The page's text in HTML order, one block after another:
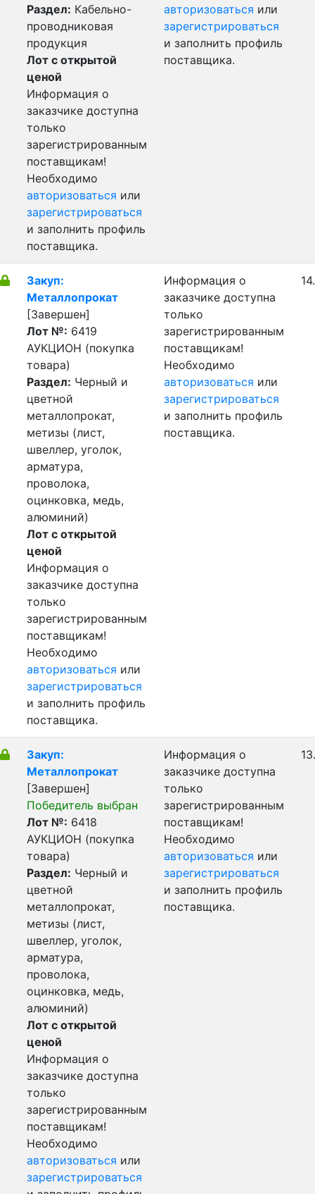
Раздел: Кабельно-
проводниковая
продукция
Лот с открытой
ценой
Информация о
заказчике доступна
только
зарегистрированным
поставщикам!
Необходимо
авторизоваться или
зарегистрироваться
и заполнить профиль
поставщика.
авторизоваться или
зарегистрироваться
и заполнить профиль
поставщика.
Закуп:
Металлопрокат
[Завершен]
Лот №: 6419
АУКЦИОН (покупка
товара)
Раздел: Черный и
цветной
металлопрокат,
метизы (лист,
швеллер, уголок,
арматура,
проволока,
оцинковка, медь,
алюминий)
Лот с открытой
ценой
Информация о
заказчике доступна
только
зарегистрированным
поставщикам!
Необходимо
авторизоваться или
зарегистрироваться
и заполнить профиль
поставщика.
Информация о
заказчике доступна
только
зарегистрированным
поставщикам!
Необходимо
авторизоваться или
зарегистрироваться
и заполнить профиль
поставщика.
Закуп:
Металлопрокат
[Завершен]
Победитель выбран
Лот №: 6418
АУКЦИОН (покупка
товара)
Раздел: Черный и
цветной
металлопрокат,
метизы (лист,
швеллер, уголок,
арматура,
проволока,
оцинковка, медь,
алюминий)
Лот с открытой
ценой
Информация о
заказчике доступна
только
зарегистрированным
поставщикам!
Необходимо
авторизоваться или
зарегистрироваться
Информация о
заказчике доступна
только
зарегистрированным
поставщикам!
Необходимо
авторизоваться или
зарегистрироваться
и заполнить профиль
поставщика.